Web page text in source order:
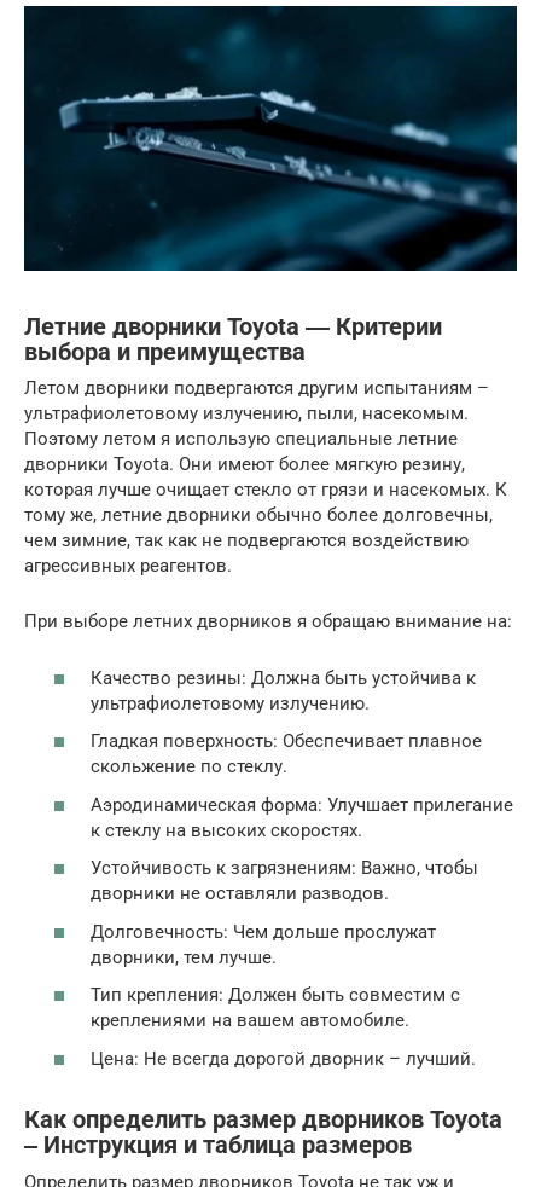
Летние дворники Toyota ― Критерии
выбора и преимущества
Летом дворники подвергаются другим испытаниям –
ультрафиолетовому излучению, пыли, насекомым.
Поэтому летом я использую специальные летние
дворники Toyota. Они имеют более мягкую резину,
которая лучше очищает стекло от грязи и насекомых. К
тому же, летние дворники обычно более долговечны,
чем зимние, так как не подвергаются воздействию
агрессивных реагентов.
При выборе летних дворников я обращаю внимание на:
Качество резины: Должна быть устойчива к
ультрафиолетовому излучению.
Гладкая поверхность: Обеспечивает плавное
скольжение по стеклу.
Аэродинамическая форма: Улучшает прилегание
к стеклу на высоких скоростях.
Устойчивость к загрязнениям: Важно, чтобы
дворники не оставляли разводов.
Долговечность: Чем дольше прослужат
дворники, тем лучше.
Тип крепления: Должен быть совместим с
креплениями на вашем автомобиле.
Цена: Не всегда дорогой дворник – лучший.
Как определить размер дворников Toyota
‒ Инструкция и таблица размеров
Определить размер дворников Toyota не так уж и